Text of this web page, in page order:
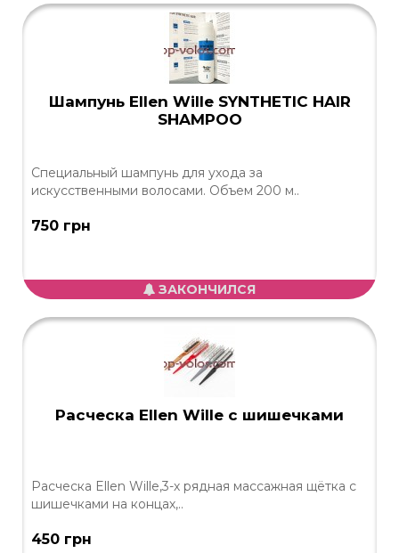
Шампунь Ellen Wille SYNTHETIC HAIR
SHAMPOO
Специальный шампунь для ухода за
искусственными волосами. Объем 200 м..
750 грн
ЗАКОНЧИЛСЯ
Расческа Ellen Wille с шишечками
Расческа Ellen Wille,3-х рядная массажная щётка с
шишечками на концах,..
450 грн